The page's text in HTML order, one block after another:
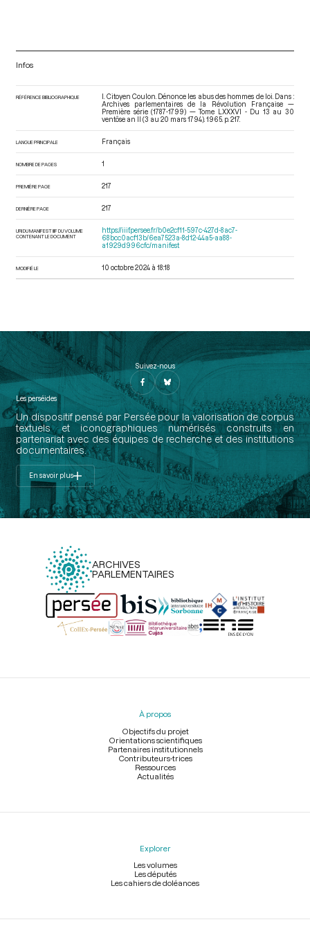
Infos
RÉFÉRENCE BIBLIOGRAPHIQUE
I. Citoyen Coulon. Dénonce les abus des hommes de loi. Dans :
Archives parlementaires de la Révolution Française —
Première série (1787-1799) — Tome LXXXVI - Du 13 au 30
ventôse an II (3 au 20 mars 1794) . 1965. p. 217.
LANGUE PRINCIPALE Français
NOMBRE DE PAGES 1
PREMIÈRE PAGE 217
DERNIÈRE PAGE 217
URI DU MANIFEST IIIF DU VOLUME
CONTENANT LE DOCUMENT
https://iiif.persee.fr/b0e2cf11-597c-427d-8ac7-
68bcc0acf13b/6ea7523a-8d12-44a5-aa88-
a1929d996cfc/manifest
MODIFIÉ LE 10 octobre 2024 à 18:18
Suivez-nous
Les perséides
Un dispositif pensé par Persée pour la valorisation de corpus
textuels et iconographiques numérisés construits en
partenariat avec des équipes de recherche et des institutions
documentaires.
En savoir plus
ARCHIVES
PARLEMENTAIRES
Menu
À propos
Objectifs du projet
Orientations scientifiques
Partenaires institutionnels
Contributeurs-trices
Ressources
Actualités
Explorer
Les volumes
Les députés
Les cahiers de doléances